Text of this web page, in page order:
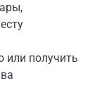
или получить